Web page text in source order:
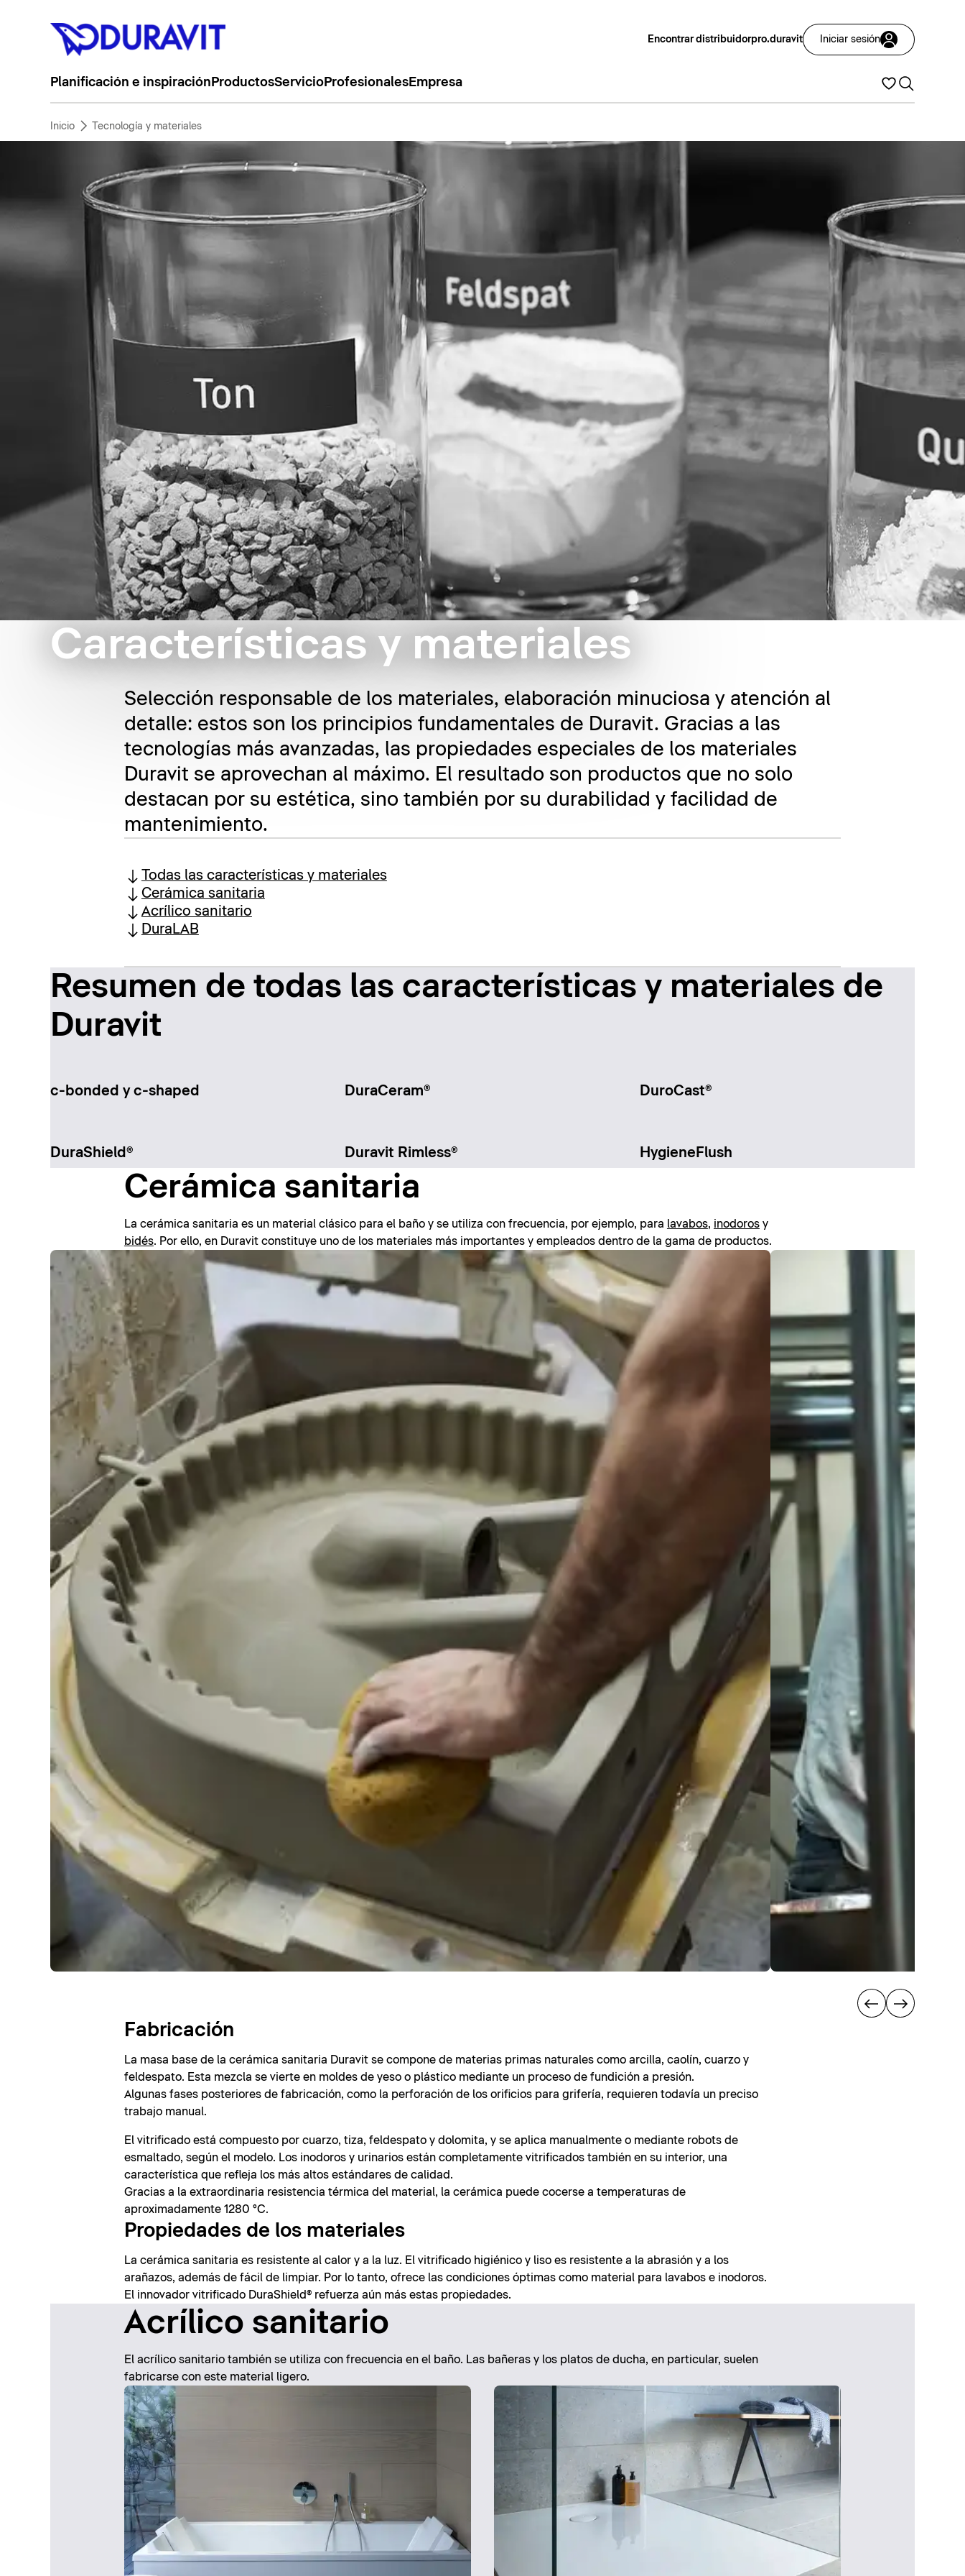
Encontrar distribuidorpro.duravit Iniciar sesión
Planificación e inspiración ProductosServicioProfesionalesEmpresa
Inicio Tecnología y materiales
Características y materiales
Selección responsable de los materiales, elaboración minuciosa y atención al
detalle: estos son los principios fundamentales de Duravit. Gracias a las
tecnologías más avanzadas, las propiedades especiales de los materiales
Duravit se aprovechan al máximo. El resultado son productos que no solo
destacan por su estética, sino también por su durabilidad y facilidad de
mantenimiento.
Todas las características y materiales
Cerámica sanitaria
Acrílico sanitario
DuraLAB
Resumen de todas las características y materiales de
Duravit
c-bonded y c-shaped DuraCeram® DuroCast®
DuraShield® Duravit Rimless® HygieneFlush
Cerámica sanitaria
La cerámica sanitaria es un material clásico para el baño y se utiliza con frecuencia, por ejemplo, para lavabos, inodorosy
bidés. Por ello, en Duravit constituye uno de los materiales más importantes y empleados dentro de la gama de productos.
Fabricación
La masa base de la cerámica sanitaria Duravit se compone de materias primas naturales como arcilla, caolín, cuarzo y
feldespato. Esta mezcla se vierte en moldes de yeso o plástico mediante un proceso de fundición a presión.
Algunas fases posteriores de fabricación, como la perforación de los orificios para grifería, requieren todavía un preciso
trabajo manual.
El vitrificado está compuesto por cuarzo, tiza, feldespato y dolomita, y se aplica manualmente o mediante robots de
esmaltado, según el modelo. Los inodoros y urinarios están completamente vitrificados también en su interior, una
característica que refleja los más altos estándares de calidad.
Gracias a la extraordinaria resistencia térmica del material, la cerámica puede cocerse a temperaturas de
aproximadamente 1280 °C.
Propiedades de los materiales
La cerámica sanitaria es resistente al calor y a la luz. El vitrificado higiénico y liso es resistente a la abrasión y a los
arañazos, además de fácil de limpiar. Por lo tanto, ofrece las condiciones óptimas como material para lavabos e inodoros.
El innovador vitrificado DuraShield® refuerza aún más estas propiedades.
Acrílico sanitario
El acrílico sanitario también se utiliza con frecuencia en el baño. Las bañeras y los platos de ducha, en particular, suelen
fabricarse con este material ligero.